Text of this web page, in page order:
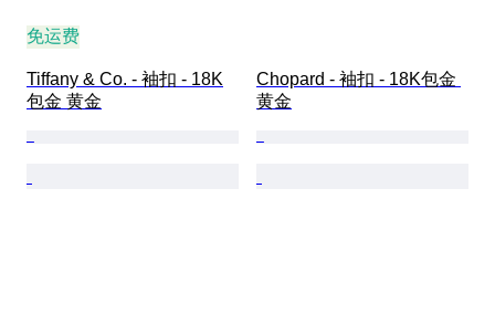
免运费
Tiffany & Co. - 袖扣 - 18K
包金 黄金
Chopard - 袖扣 - 18K包金
黄金